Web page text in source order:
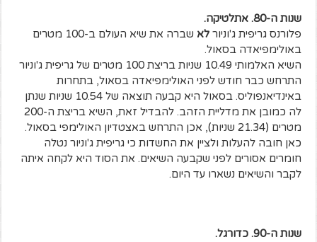
שנות ה-80. אתלטיקה.
פלורנס גריפית ג'וניורלא
שברה את שיא העולם ב-100 מטרים
באולימפיאדה בסאול.
השיא האלמותי 10.49 שניות בריצת 100 מטרים של גריפית ג'וניור
התרחש כבר חודש לפני האולימפיאדה בסאול, בתחרות
באינדיאנפוליס. בסאול היא קבעה תוצאה של 10.54 שניות שנתן
לה כמובן את מדליית הזהב. להבדיל זאת, השיא בריצת ה-200
מטרים (21.34 שניות), אכן התרחש באצטדיון האולימפי בסאול.
כאן חובה להעלות ולציין את החשדות כי גריפית ג'וניור נטלה
חומרים אסורים לפני שקבעה השיאים. את הסוד היא לקחה איתה
לקבר והשיאים נשארו עד היום.
שנות ה-90. כדורגל.